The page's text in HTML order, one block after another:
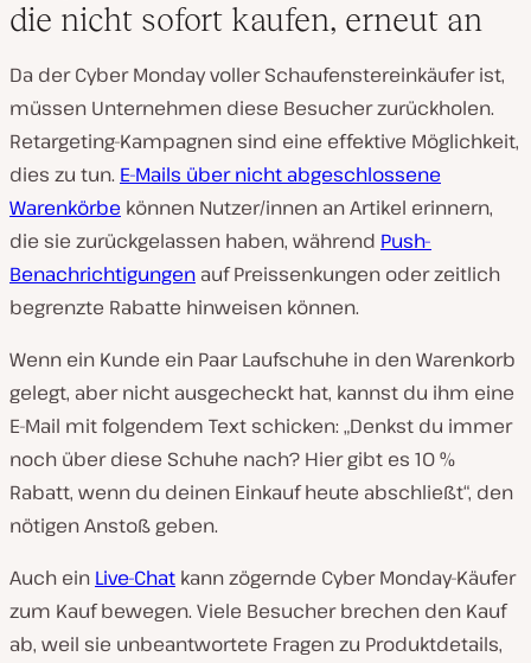
die nicht sofort kaufen, erneut an
Da der Cyber Monday voller Schaufenstereinkäufer ist,
müssen Unternehmen diese Besucher zurückholen.
Retargeting-Kampagnen sind eine effektive Möglichkeit,
dies zu tun. E-Mails über nicht abgeschlossene
Warenkörbe können Nutzer/innen an Artikel erinnern,
die sie zurückgelassen haben, während Push-
Benachrichtigungen auf Preissenkungen oder zeitlich
begrenzte Rabatte hinweisen können.
Wenn ein Kunde ein Paar Laufschuhe in den Warenkorb
gelegt, aber nicht ausgecheckt hat, kannst du ihm eine
E-Mail mit folgendem Text schicken: „Denkst du immer
noch über diese Schuhe nach? Hier gibt es 10 %
Rabatt, wenn du deinen Einkauf heute abschließt“, den
nötigen Anstoß geben.
Auch ein Live-Chat kann zögernde Cyber Monday-Käufer
zum Kauf bewegen. Viele Besucher brechen den Kauf
ab, weil sie unbeantwortete Fragen zu Produktdetails,